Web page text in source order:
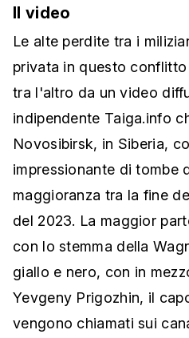
Il video
Le alte perdite tra i
privata in questo
tra l'altro da un video
indipendente Taiga.info
Novosibirsk, in Siberia,
impressionante di tombe
maggioranza tra la fine
del 2023. La maggior
con lo stemma della
giallo e nero, con in
Yevgeny Prigozhin, il
vengono chiamati sui